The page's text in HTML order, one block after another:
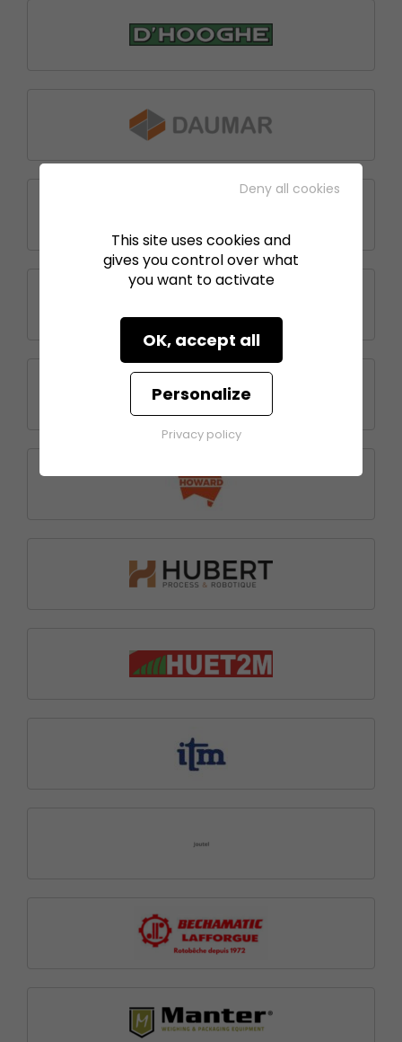
This site uses cookies and
gives you control over what
you want to activate
OK, accept all
Deny all cookies
Personalize
Privacy policy